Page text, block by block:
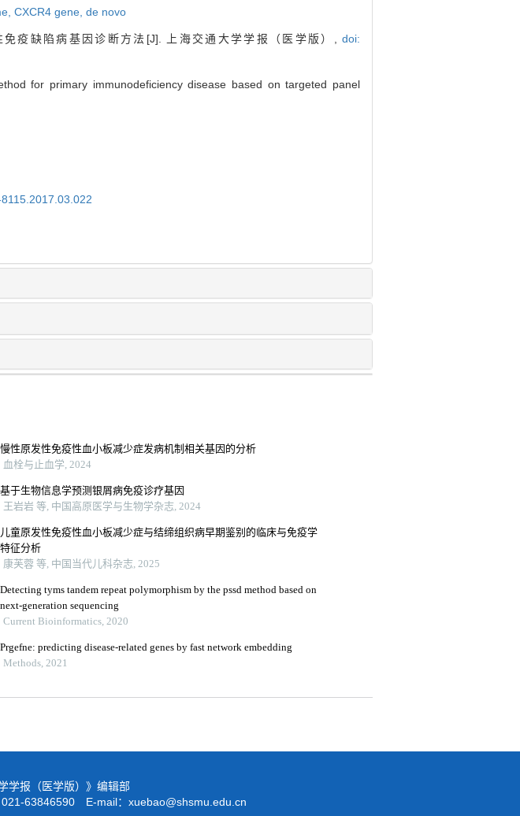
CXCR4 gene, de novo
疫缺陷病基因诊断方法[J]. 上海交通大学学报（医学版）, doi:
for primary immunodeficiency disease based on targeted panel
慢性原发性免疫性血小板减少症发病机制相关基因的分析
血栓与止血学, 2024
基于生物信息学预测银屑病免疫诊疗基因
王岩岩 等, 中国高原医学与生物学杂志, 2024
儿童原发性免疫性血小板减少症与结缔组织病早期鉴别的临床与免疫学
特征分析
康芙蓉 等, 中国当代儿科杂志, 2025
Detecting tyms tandem repeat polymorphism by the pssd method based on
next-generation sequencing
Current Bioinformatics, 2020
Prgefne: predicting disease-related genes by fast network embedding
Methods, 2021
学报（医学版）》编辑部
63846590 E-mail： xuebao@shsmu.edu.cn